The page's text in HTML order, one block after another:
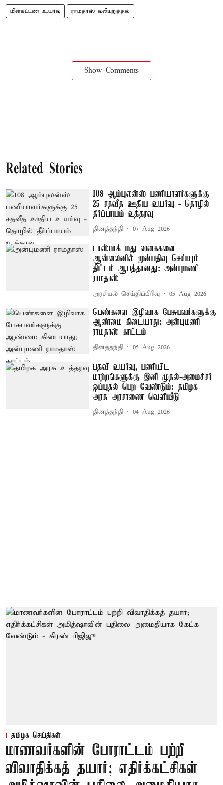
மின்கட்டண உயர்வு ராமதாஸ் வலியுறுத்தல்
Show Comments
Related Stories
108 ஆம்புலன்ஸ் பணியாளர்களுக்கு
25 சதவீத ஊதிய உயர்வு - தொழில்
தீர்ப்பாயம் உத்தரவு
தினத்தந்தி 07 Aug 2026
டாஸ்மாக் மது வகைகளை
ஆன்லைனில் முன்பதிவு செய்யும்
திட்டம் ஆபத்தானது: அன்புமணி
ராமதாஸ்
அரசியல் செய்திப்பிரிவு 05 Aug 2026
பெண்களை இழிவாக பேசுபவர்களுக்கு
ஆண்மை கிடையாது; அன்புமணி
ராமதாஸ் காட்டம்
தினத்தந்தி 05 Aug 2026
பதவி உயர்வு, பணியிட
மாற்றங்களுக்கு இனி முதல்-அமைச்சர்
ஒப்புதல் பெற வேண்டும்: தமிழக
அரசு அரசாணை வெளியீடு
தினத்தந்தி 04 Aug 2026
தமிழக செய்திகள்
மாணவர்களின் போராட்டம் பற்றி
விவாதிக்கத் தயார்; எதிர்க்கட்சிகள்